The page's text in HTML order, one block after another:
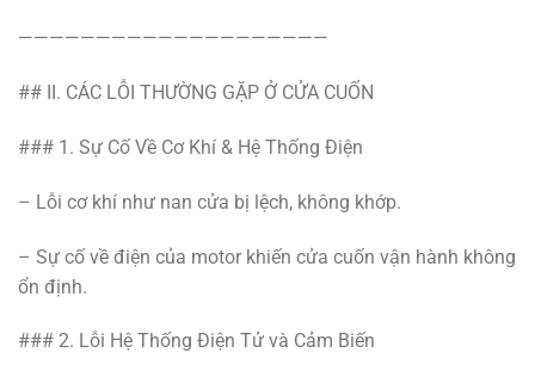
————————————————————
## II. CÁC LỖI THƯỜNG GẶP Ở CỬA CUỐN
### 1. Sự Cố Về Cơ Khí & Hệ Thống Điện
– Lỗi cơ khí như nan cửa bị lệch, không khớp.
– Sự cố về điện của motor khiến cửa cuốn vận hành không
ổn định.
### 2. Lỗi Hệ Thống Điện Tử và Cảm Biến